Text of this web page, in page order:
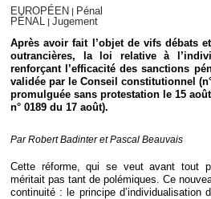
EUROPÉEN
Pénal
PÉNAL
Jugement
Après avoir fait l’objet de vifs débats
outrancières, la loi relative à
renforçant l’efficacité des sanctions
validée par le Conseil constitutionnel
promulguée sans protestation le 15 août
n° 0189 du 17 août).
ParRobert Badinter et Pascal Beauvais
Cette réforme, qui se veut avant tout
méritait pas tant de polémiques. Ce
continuité : le principe d’individualisation